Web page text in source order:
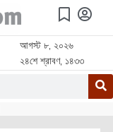
আগস্ট ৮, ২০২৬
২৪শে শ্রাবণ, ১৪৩৩